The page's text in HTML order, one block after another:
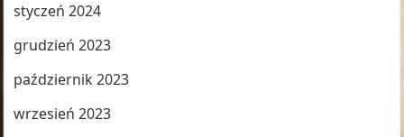
styczeń 2024
grudzień 2023
październik 2023
wrzesień 2023